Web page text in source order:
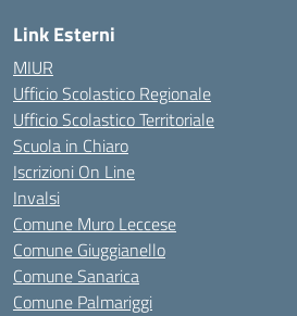
Link Esterni
MIUR
Ufficio Scolastico Regionale
Ufficio Scolastico Territoriale
Scuola in Chiaro
Iscrizioni On Line
Invalsi
Comune Muro Leccese
Comune Giuggianello
Comune Sanarica
Comune Palmariggi